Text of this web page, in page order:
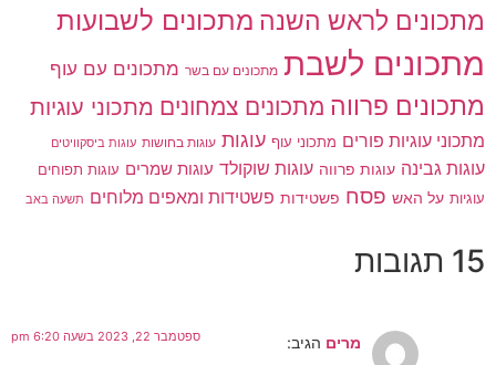
מתכונים לראש השנה מתכונים לשבועות
מתכונים לשבת מתכונים עם בשר מתכונים עם עוף
מתכונים פרווה מתכונים צמחונים מתכוני עוגיות
מתכוני עוגיות פורים מתכוני עוף עוגות עוגות בחושות עוגות ביסקוויטים
עוגות גבינה עוגות פרווה עוגות שוקולד עוגות שמרים עוגות תפוחים
עוגיות על האש פסח פשטידות פשטידות ומאפים מלוחים תשעה באב
15 תגובות
מרים הגיב: ספטמבר 22, 2023 בשעה 6:20 pm